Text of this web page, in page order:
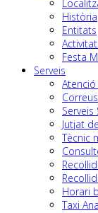
Història
Entitats
Festa
Serveis
Correus
Serveis
Jutjat
Tècnic
Horari
Taxi